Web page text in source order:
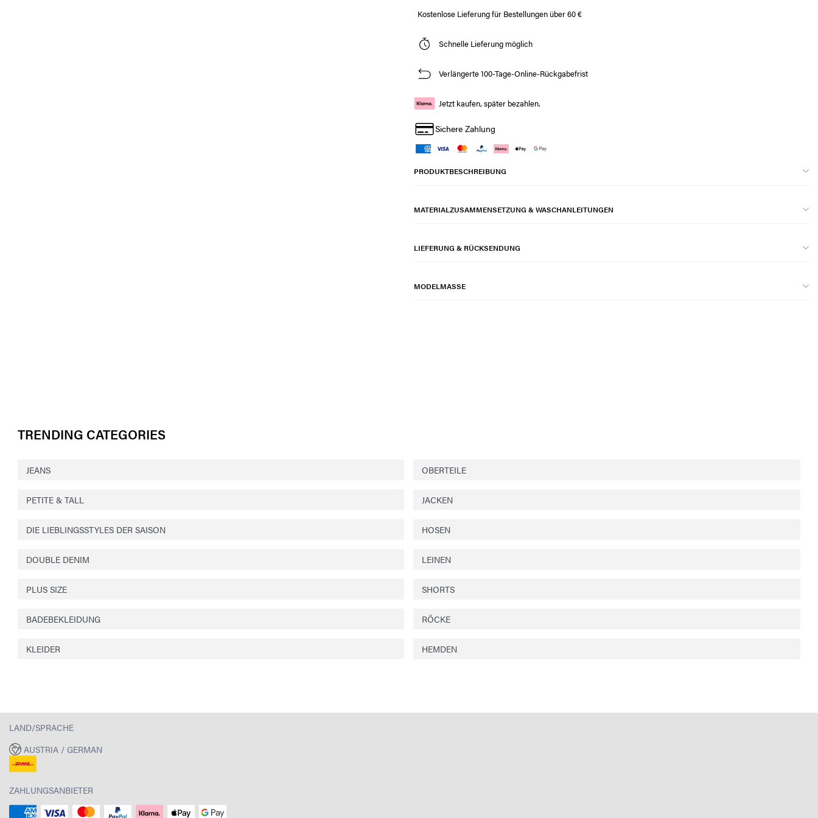
Kostenlose Lieferung für Bestellungen über 60 €
Schnelle Lieferung möglich
Verlängerte 100-Tage-Online-Rückgabefrist
Jetzt kaufen, später bezahlen.
Sichere Zahlung
PRODUKTBESCHREIBUNG
MATERIALZUSAMMENSETZUNG & WASCHANLEITUNGEN
LIEFERUNG & RÜCKSENDUNG
MODELMASSE
TRENDING CATEGORIES
JEANS OBERTEILE
PETITE & TALL JACKEN
DIE LIEBLINGSSTYLES DER SAISON HOSEN
DOUBLE DENIM LEINEN
PLUS SIZE SHORTS
BADEBEKLEIDUNG RÖCKE
KLEIDER HEMDEN
LAND/SPRACHE
AUSTRIA / GERMAN
ZAHLUNGSANBIETER